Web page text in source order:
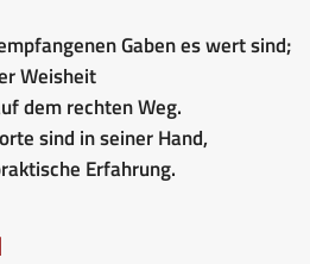
Gaben es wert sind;
Weisheit
dem rechten Weg.
sind in seiner Hand,
Erfahrung.